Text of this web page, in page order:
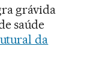
grávida
saúde
da